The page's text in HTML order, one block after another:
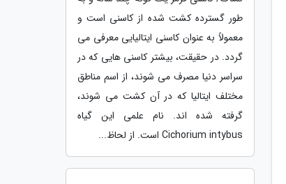
طور گسترده کشت شده از کاسنی است و
معمولاً به عنوان کاسنی ایتالیایی معرفی می
گردد. در حقیقت، بیشتر کاسنی هایی که در
سراسر دنیا مصرف می شوند، از اسم مناطق
مختلف ایتالیا که در آن کشت می شوند،
گرفته شده اند. نام علمی این گیاه
Cichorium intybus است. از لحاظ...